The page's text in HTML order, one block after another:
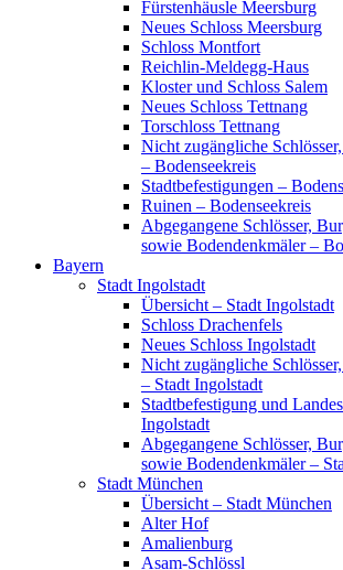
Fürstenhäusle Meersburg
Neues Schloss Meersburg
Schloss Montfort
Reichlin-Meldegg-Haus
Kloster und Schloss Salem
Neues Schloss Tettnang
Torschloss Tettnang
Nicht zugängliche
– Bodenseekreis
Stadtbefestigungen –
Ruinen – Bodenseekreis
Abgegangene Schlösser,
sowie Bodendenkmäler –
Bayern
Stadt Ingolstadt
Übersicht – Stadt Ingolstadt
Schloss Drachenfels
Neues Schloss Ingolstadt
Nicht zugängliche
– Stadt Ingolstadt
Stadtbefestigung und
Ingolstadt
Abgegangene Schlösser,
sowie Bodendenkmäler –
Stadt München
Übersicht – Stadt München
Alter Hof
Amalienburg
Asam-Schlössl